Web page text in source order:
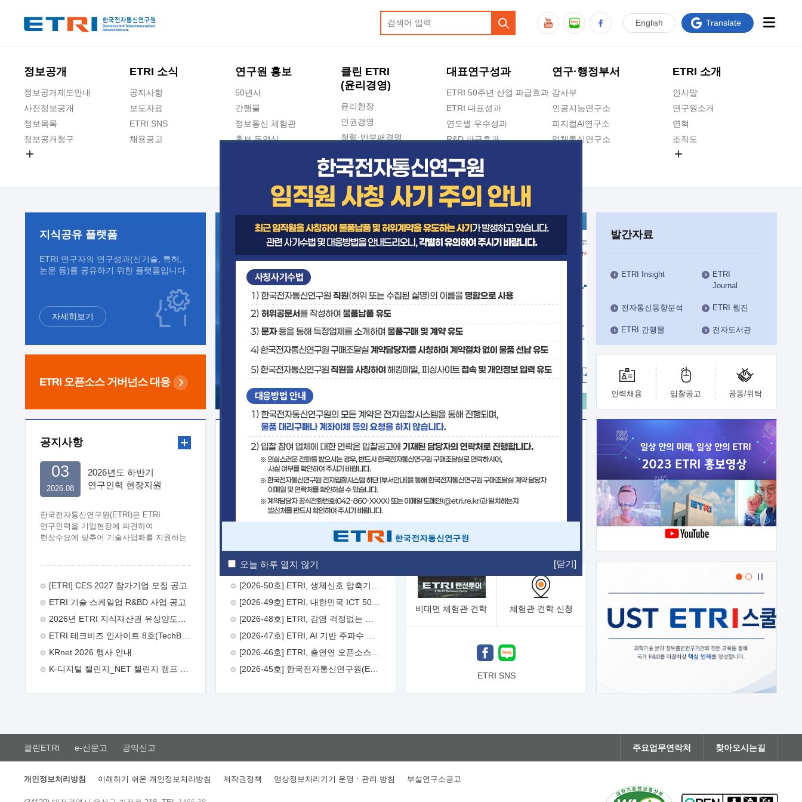
오늘 하루 열지 않기 [닫기]
정보공개
정보공개제도안내
사전정보공개
정보목록
정보공개청구
ETRI 소식
공지사항
보도자료
ETRI SNS
채용공고
연구원 홍보
50년사
간행물
정보통신 체험관
홍보 동영상
클린 ETRI
(윤리경영)
윤리헌장
인권경영
청렴·반부패경영
청렴포털 신고
수의계약 현황
부패징계 현황
감사결과공개
대표연구성과
ETRI 50주년 산업 파급효과
ETRI 대표성과
연도별 우수성과
R&D 파급효과
지식공유플랫폼
연구·행정부서
감사부
인공지능연구소
피지컬AI연구소
입체통신연구소
인공지능안전연구소
우주항공반도체전략연구단
대경권연구본부
호남권연구본부
기획본부
사업화본부
행정본부
대외협력부
ETRI 소개
인사말
연구원소개
연혁
조직도
ETRI CI
English Translate
지식공유 플랫폼
ETRI 연구자의 연구성과(신기술, 특허,
논문 등)를 공유하기 위한 플랫폼입니다.
자세히보기
ETRI 오픈소스 거버넌스 대응
발간자료
ETRI Insight
ETRI
Journal
전자통신동향분석 ETRI 웹진
ETRI 간행물 전자도서관
인력채용 입찰공고 공동/위탁
공지사항
2026년도 하반기
연구인력 현장지원
한국전자통신연구원(ETRI)은 ETRI
연구인력을 기업현장에 파견하여
현장수요에 맞추어 기술사업화를 지원하는
주시기 바랍니다. 2026년 8월
추진목적: ETRI 인력을 기업현장에 파견.
기술지원을 실시함으로써 ETRI 개발기술의
극대화하고, 지원기업을 강견기업으로
육성하고자 함.  신청자격: ETRI
ETRI 창업/연구소기업, 기술이전/출자기업
(2 ~ 3년차) 연봉의 40%  추진일정(1)
희망기업 신청/접수(2)희망인력-희망기업
매칭(3)현장조사/ 선정(심의)(4)협약체결
26일 9월초순 9월 중순 10월 이후*
2026.08
03
[ETRI] CES 2027 참가기업 모집 공고
ETRI 기술 스케일업 R&BD 사업 공고
ETRI 테크비즈 인사이트 8호(TechBiz Insight Vol.8) 발간
KRnet 2026 행사 안내
보도자료
[2026-51호] ETRI, 항로표지 해양 IoT 무선통신체계 개발 나선다
기술사업화플랫폼/기술이전
기술예고 중소기업 지원
보유특허 이전가능 기술
융합기술연구생산센터 반도체실험실
비대면 체험관 견학 체험관 견학 신청
ETRI SNS
클린ETRI e-신문고 공익신고 주요업무연락처 찾아오시는길
개인정보처리방침 이해하기 쉬운 개인정보처리방침 저작권정책 영상정보처리기기 운영ㆍ관리 방침 부설연구소공고